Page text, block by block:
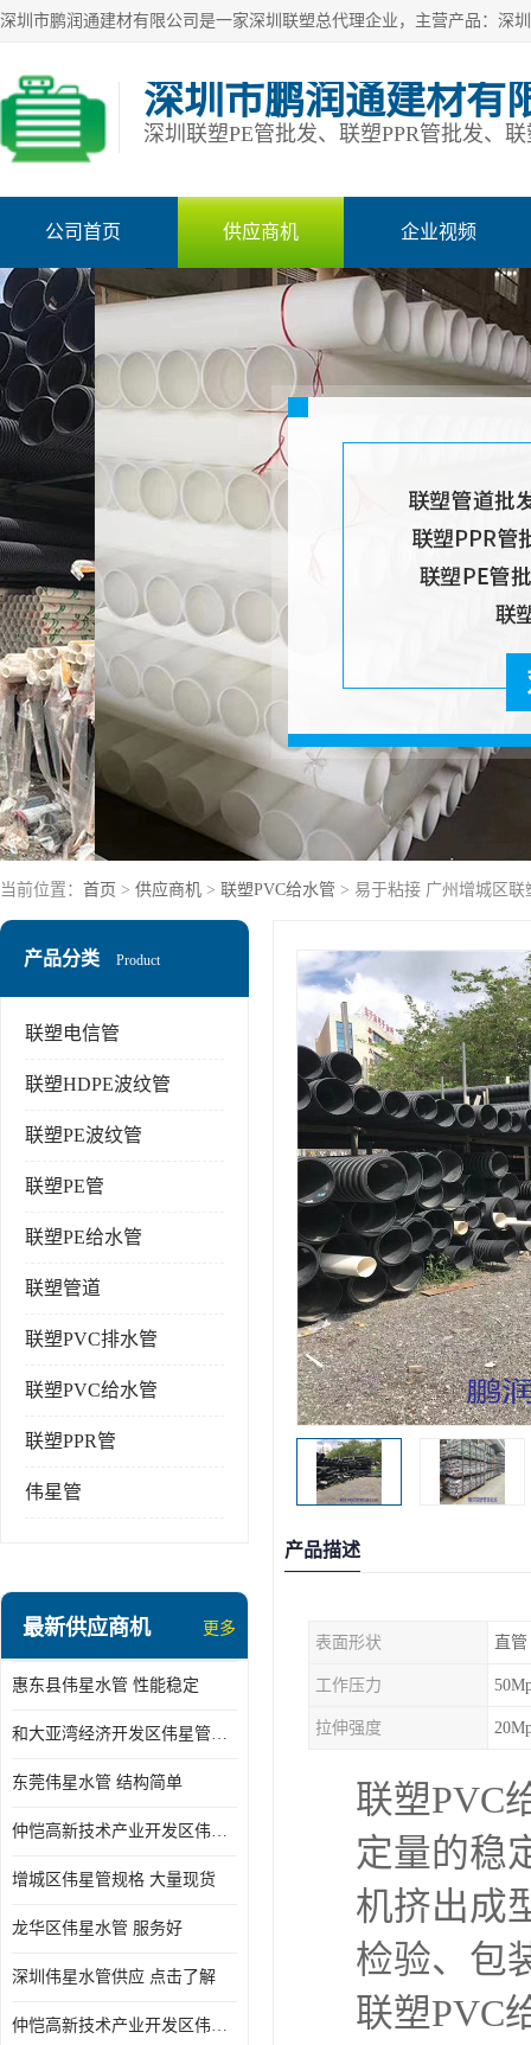
深圳市鹏润通建材有
公司首页 供应商机 企业视频
当前位置： 首页 > 供应商机 > 联塑PVC给水管 > 易于粘接 广州增城区联
产品分类 Product
联塑电信管
联塑HDPE波纹管
联塑PE波纹管
联塑PE管
联塑PE给水管
联塑管道
联塑PVC排水管
联塑PVC给水管
联塑PPR管
伟星管
最新供应商机 更多
惠东县伟星水管 性能稳定
和大亚湾经济开发区伟星管批发
东莞伟星水管 结构简单
仲恺高新技术产业开发区伟星管型号 技术成熟
增城区伟星管规格 大量现货
龙华区伟星水管 服务好
深圳伟星水管供应 点击了解
仲恺高新技术产业开发区伟星水管 大量现货
产品描述
表面形状 直管
工作压力
拉伸强度
联塑PVC
定量的稳
机挤出成
检验、包
联塑PVC